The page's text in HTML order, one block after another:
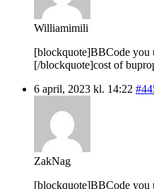
Williamimili
[blockquote]BBCode you
[/blockquote]cost of
6 april, 2023 kl. 14:22
ZakNag
[blockquote]BBCode you